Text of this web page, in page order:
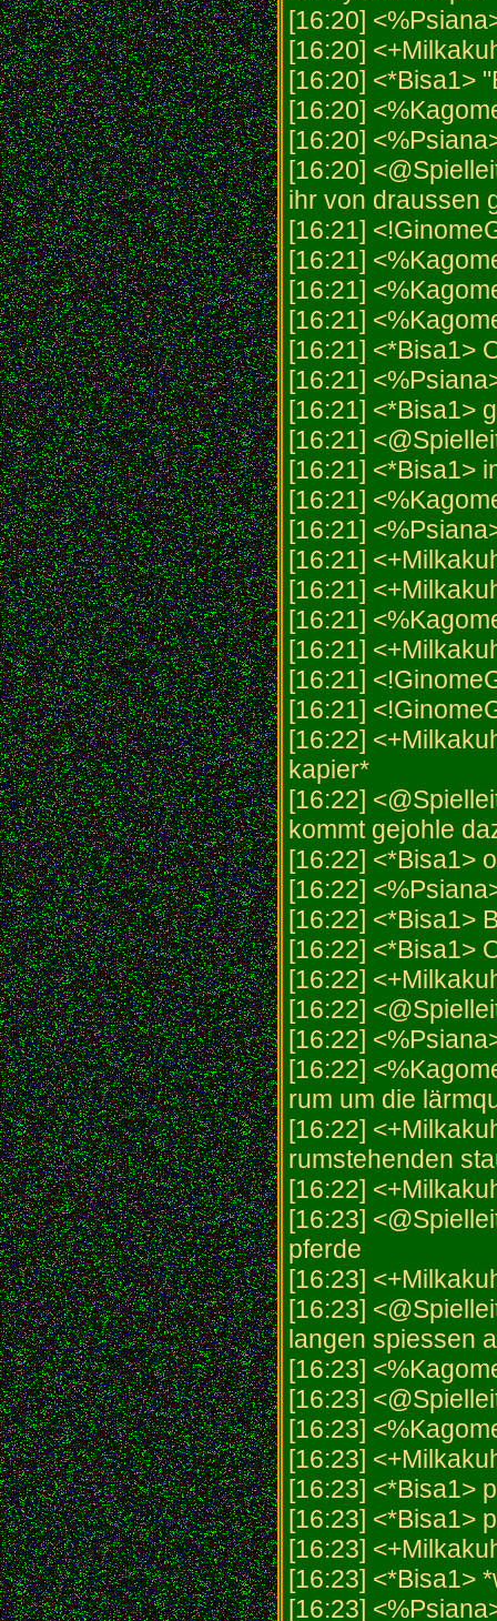
[16:20]
[16:20]
[16:20] <*Bisa1>
[16:20]
[16:20]
[16:20]
ihr von draussen
[16:21]
[16:21]
[16:21]
[16:21]
[16:21] <*Bisa1>
[16:21]
[16:21] <*Bisa1>
[16:21]
[16:21] <*Bisa1>
[16:21]
[16:21]
[16:21]
[16:21]
[16:21]
[16:21]
[16:21]
[16:21]
[16:22]
kapier*
[16:22]
kommt gejohle
[16:22] <*Bisa1>
[16:22]
[16:22] <*Bisa1>
[16:22] <*Bisa1>
[16:22]
[16:22]
[16:22]
[16:22]
rum um die
[16:22]
rumstehenden
[16:22]
[16:23]
pferde
[16:23]
[16:23]
langen spiessen
[16:23]
[16:23]
[16:23]
[16:23]
[16:23] <*Bisa1>
[16:23] <*Bisa1>
[16:23]
[16:23] <*Bisa1>
[16:23]